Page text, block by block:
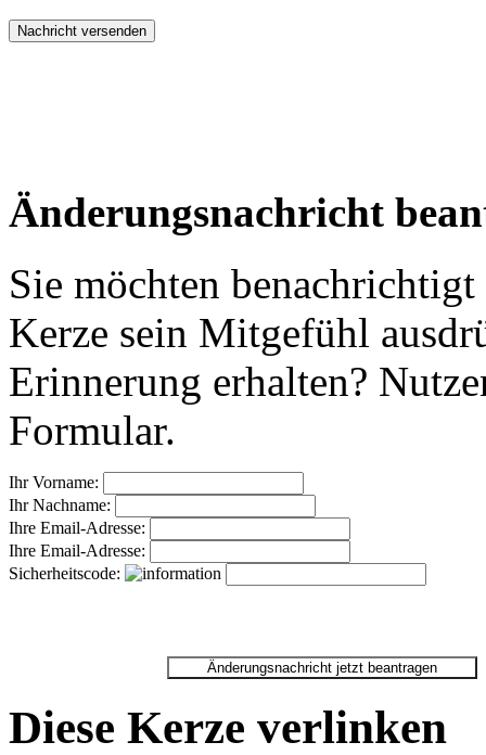
Änderungsnachricht
Sie möchten
Kerze sein Mitgefühl
Erinnerung erhalten?
Formular.
Ihr Vorname:
Ihr Nachname:
Ihre Email-Adresse:
Ihre Email-Adresse:
Sicherheitscode:
Diese Kerze verlinken